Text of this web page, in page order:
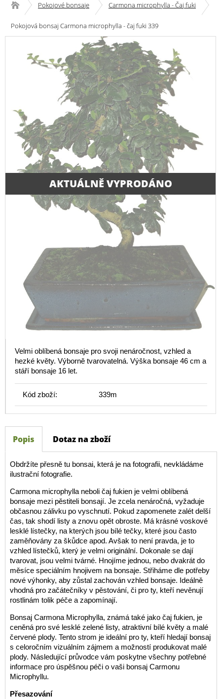
Pokojové bonsaje Carmona microphylla - Čaj fuki
Pokojová bonsaj Carmona microphylla - čaj fuki 339
AKTUÁLNĚ VYPRODÁNO
Velmi oblíbená bonsaje pro svoji nenáročnost, vzhled a
hezké květy. Výborně tvarovatelná. Výška bonsaje 46 cm a
stáří bonsaje 16 let.
Kód zboží: 339m
Popis Dotaz na zboží
Obdržíte přesně tu bonsai, která je na fotografii, nevkládáme
ilustrační fotografie.
Carmona microphylla neboli čaj fukien je velmi oblíbená
bonsaje mezi pěstiteli bonsají. Je zcela nenáročná, vyžaduje
občasnou zálivku po vyschnutí. Pokud zapomenete zalét delší
čas, tak shodí listy a znovu opět obroste. Má krásné voskové
lesklé lístečky, na kterých jsou bílé tečky, které jsou často
zaměňovány za škůdce apod. Avšak to není pravda, je to
vzhled lístečků, který je velmi originální. Dokonale se dají
tvarovat, jsou velmi tvárné. Hnojíme jednou, nebo dvakrát do
měsíce speciálním hnojivem na bonsaje. Střiháme dle potřeby
nové výhonky, aby zůstal zachován vzhled bonsaje. Ideálně
vhodná pro začátečníky v pěstování, či pro ty, kteří nevěnují
rostlinám tolik péče a zapomínají.
Bonsaj Carmona Microphylla, známá také jako čaj fukien, je
ceněná pro své lesklé zelené listy, atraktivní bílé květy a malé
červené plody. Tento strom je ideální pro ty, kteří hledají bonsaj
s celoročním vizuálním zájmem a možností produkovat malé
plody. Následující průvodce vám poskytne všechny potřebné
informace pro úspěšnou péči o vaši bonsaj Carmonu
Microphyllu.
Přesazování